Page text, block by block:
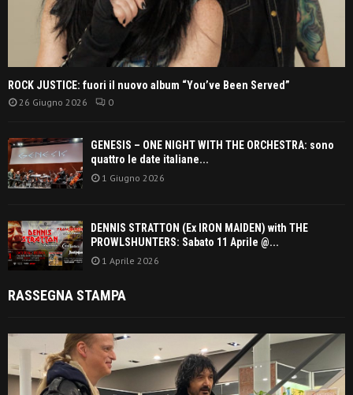
ROCK JUSTICE: fuori il nuovo album “You’ve Been Served”
26 Giugno 2026 0
GENESIS – ONE NIGHT WITH THE ORCHESTRA: sono
quattro le date italiane...
1 Giugno 2026
DENNIS STRATTON (Ex IRON MAIDEN) with THE
PROWLSHUNTERS: Sabato 11 Aprile @...
1 Aprile 2026
RASSEGNA STAMPA